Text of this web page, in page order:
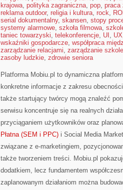
krajowa, polityka zagraniczna, pop, praca
reklama outdoor, religia i kultura, rock,
serial dokumentalny, skansen, stopy
systemy alarmowe, szkoła filmowa,
taniec towarzyski, telekonferencje, UI , UX
wskaźniki gospodarcze, współpraca
zarządzanie relacjami, zarządzanie
zasoby ludzkie, zdrowie seniora
Platforma Mobiu.pl to dynamiczna
konkretne informacje z zakresu
także startujący twórcy mogą znaleźć
serwisu koncentruje się na realnych
przyciąganiem użytkowników oraz
Płatna (SEM i PPC) i Social Media
związane z e-marketingiem,
także tworzeniem treści. Mobiu.pl
dodatkiem, lecz fundamentem
zaplanowanym działaniom można